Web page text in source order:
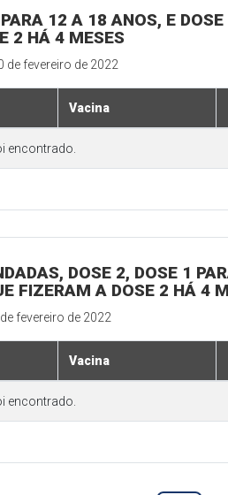
12 A 18 ANOS, E
2 HÁ 4 MESES
de fevereiro de 2022
Vacina
encontrado.
DOSE 2, DOSE 1
FIZERAM A DOSE 2 HÁ 4
fevereiro de 2022
Vacina
encontrado.